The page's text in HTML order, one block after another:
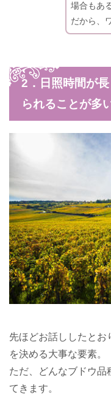
場合もあ
だから、
2．日照時間が
られることが多
先ほどお話ししたとお
を決める大事な要素。
ただ、どんなブドウ品
てきます。